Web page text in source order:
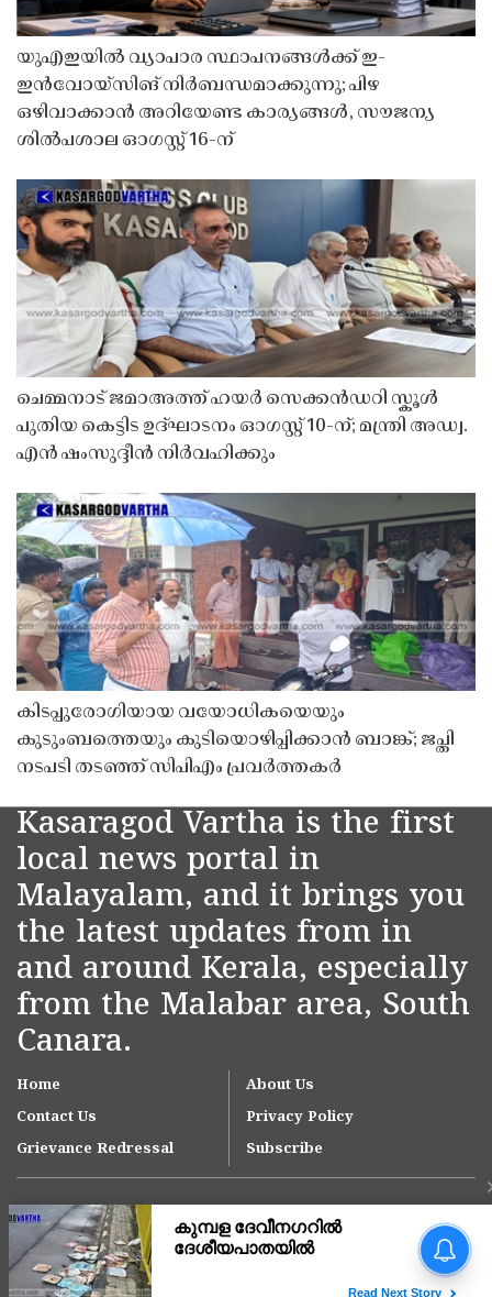
യുഎഇയിൽ വ്യാപാര സ്ഥാപനങ്ങൾക്ക് ഇ-
ഇൻവോയ്സിങ് നിർബന്ധമാക്കുന്നു; പിഴ
ഒഴിവാക്കാൻ അറിയേണ്ട കാര്യങ്ങൾ, സൗജന്യ
ശിൽപശാല ഓഗസ്റ്റ് 16-ന്
ചെമ്മനാട് ജമാഅത്ത് ഹയർ സെക്കൻഡറി സ്കൂൾ
പുതിയ കെട്ടിട ഉദ്ഘാടനം ഓഗസ്റ്റ് 10-ന്; മന്ത്രി അഡ്വ.
എൻ ഷംസുദ്ദീൻ നിർവഹിക്കും
കിടപ്പുരോഗിയായ വയോധികയെയും
കുടുംബത്തെയും കുടിയൊഴിപ്പിക്കാൻ ബാങ്ക്; ജപ്തി
നടപടി തടഞ്ഞ് സിപിഎം പ്രവർത്തകർ
Kasaragod Vartha is the first
local news portal in
Malayalam, and it brings you
the latest updates from in
and around Kerala, especially
from the Malabar area, South
Canara.
Home
About Us
Contact Us
Privacy Policy
Grievance Redressal
Subscribe
യുഎഇയിൽ വ്യാപാര
സ്ഥാപനങ്ങൾക്ക് ഇ-